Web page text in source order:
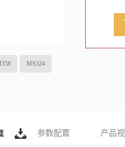
MS324
参数配置 产品